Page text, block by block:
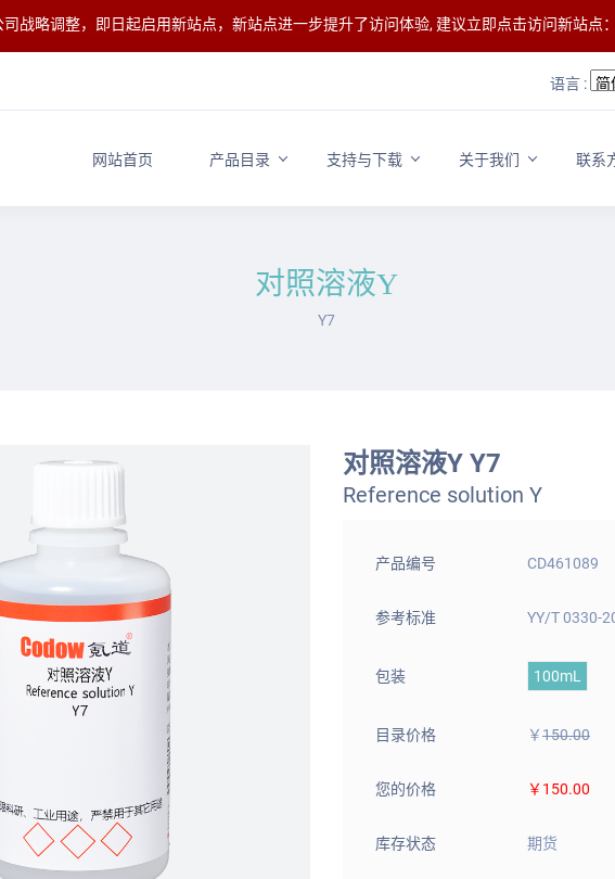
战略调整，即日起启用新站点，新站点进一步提升了访问体验, 建议立即点击访问新站点：
语言 :
网站首页 产品目录 支持与下载 关于我们 联系
对照溶液Y
Y7
对照溶液Y Y7
Reference solution Y
产品编号 CD461089
参考标准 YY/T 0330-
包装 100mL
目录价格 ￥150.00
您的价格 ￥150.00
库存状态 期货